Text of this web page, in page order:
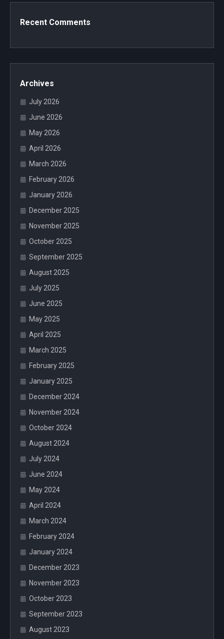
Recent Comments
Archives
July 2026
June 2026
May 2026
April 2026
March 2026
February 2026
January 2026
December 2025
November 2025
October 2025
September 2025
August 2025
July 2025
June 2025
May 2025
April 2025
March 2025
February 2025
January 2025
December 2024
November 2024
October 2024
August 2024
July 2024
June 2024
May 2024
April 2024
March 2024
February 2024
January 2024
December 2023
November 2023
October 2023
September 2023
August 2023